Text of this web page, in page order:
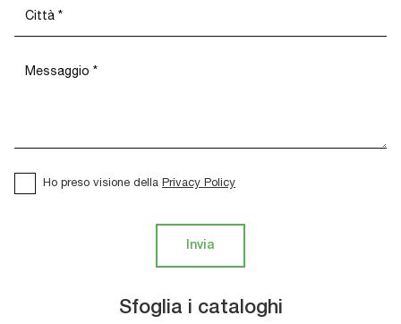
Sfoglia i cataloghi
Ho preso visione della Privacy Policy
Invia